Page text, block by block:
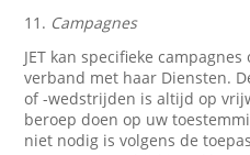
11. Campagnes
JET kan specifieke
verband met haar Diensten.
of -wedstrijden is altijd op
beroep doen op uw
niet nodig is volgens de